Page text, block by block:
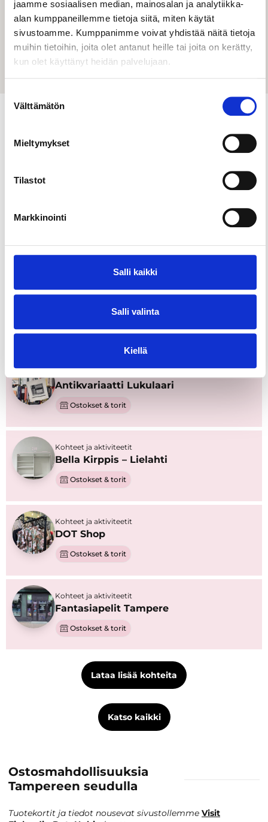
jaamme sosiaalisen median, mainosalan ja analytiikka-
alan kumppaneillemme tietoja siitä, miten käytät
sivustoamme. Kumppanimme voivat yhdistää näitä tietoja
muihin tietoihin, joita olet antanut heille tai joita on kerätty,
kun olet käyttänyt heidän palvelujaan.
valinta
Välttämätön
Mieltymykset
Tilastot
Markkinointi
Salli kaikki
Salli valinta
Kiellä
suunnittelijat, uniikit tuotteet ja inspiroivat
designkohteet.
Lue lisää
Tampereella
Tuotekortit ja tiedot nousevat sivustollemme
Finlandin DataHubin
Kohteet ja aktiviteetit
Aina2hand – vintage & second hand
shop
Alex lifestyle
Ostokset & torit
Antikvariaatti Lukulaari
Ostokset & torit
Kohteet ja aktiviteetit
Bella Kirppis – Lielahti
Ostokset & torit
Kohteet ja aktiviteetit
DOT Shop
Ostokset & torit
Kohteet ja aktiviteetit
Fantasiapelit Tampere
Ostokset & torit
Lataa lisää kohteita
Katso kaikki
Ostosmahdollisuuksia
Tampereen seudulla
Tuotekortit ja tiedot nousevat sivustollemme Visit